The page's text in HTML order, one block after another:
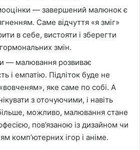
— завершений малюнок є
Саме відчуття «я зміг»
в себе, вистояти і зберегти
змін.
— малювання розвиває
і емпатію. Підліток буде не
яке саме по собі. А
з оточуючими, і навіть
можливо, малювання стане
пов’язаною із дизайном чи
комп’ютерних ігор і аніме.